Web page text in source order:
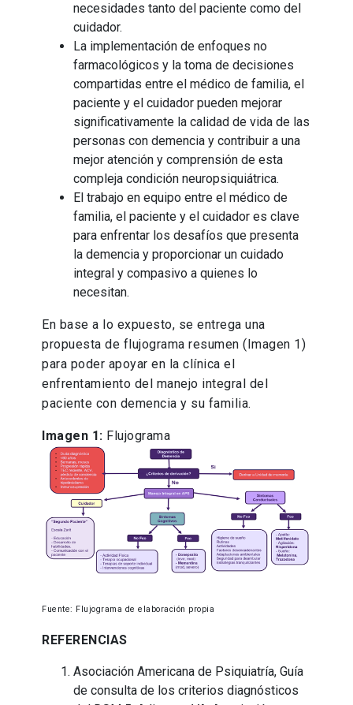
necesidades tanto del paciente como del
cuidador.
La implementación de enfoques no
farmacológicos y la toma de decisiones
compartidas entre el médico de familia, el
paciente y el cuidador pueden mejorar
significativamente la calidad de vida de las
personas con demencia y contribuir a una
mejor atención y comprensión de esta
compleja condición neuropsiquiátrica.
El trabajo en equipo entre el médico de
familia, el paciente y el cuidador es clave
para enfrentar los desafíos que presenta
la demencia y proporcionar un cuidado
integral y compasivo a quienes lo
necesitan.
En base a lo expuesto, se entrega una
propuesta de flujograma resumen (Imagen 1)
para poder apoyar en la clínica el
enfrentamiento del manejo integral del
paciente con demencia y su familia.
Imagen 1: Flujograma
Fuente: Flujograma de elaboración propia
REFERENCIAS
Asociación Americana de Psiquiatría, Guía
de consulta de los criterios diagnósticos